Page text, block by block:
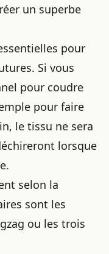
un superbe
pour
Si vous
pour coudre
pour faire
, le tissu ne sera
lorsque
selon la
sont les
ou les trois